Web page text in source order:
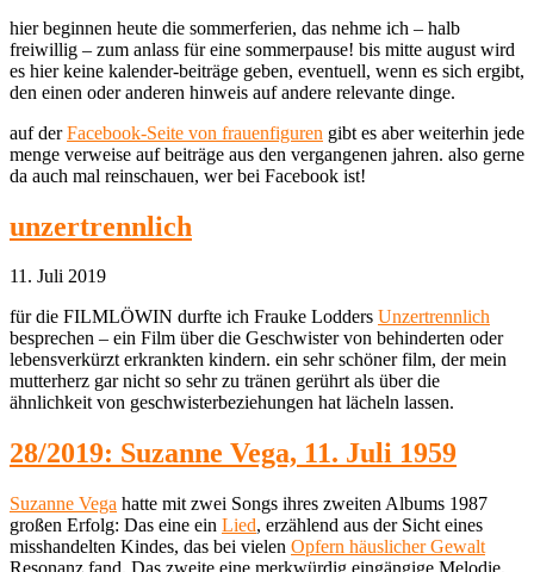
hier beginnen heute die sommerferien, das nehme ich – halb
freiwillig – zum anlass für eine sommerpause! bis mitte august wird
es hier keine kalender-beiträge geben, eventuell, wenn es sich ergibt,
den einen oder anderen hinweis auf andere relevante dinge.
auf derFacebook-Seite von frauenfiguren gibt es aber weiterhin jede
menge verweise auf beiträge aus den vergangenen jahren. also gerne
da auch mal reinschauen, wer bei Facebook ist!
unzertrennlich
11. Juli 2019
für die FILMLÖWIN durfte ich Frauke Lodders Unzertrennlich
besprechen – ein Film über die Geschwister von behinderten oder
lebensverkürzt erkrankten kindern. ein sehr schöner film, der mein
mutterherz gar nicht so sehr zu tränen gerührt als über die
ähnlichkeit von geschwisterbeziehungen hat lächeln lassen.
28/2019: Suzanne Vega, 11. Juli 1959
Suzanne Vega hatte mit zwei Songs ihres zweiten Albums 1987
großen Erfolg: Das eine ein Lied, erzählend aus der Sicht eines
misshandelten Kindes, das bei vielen Opfern häuslicher Gewalt